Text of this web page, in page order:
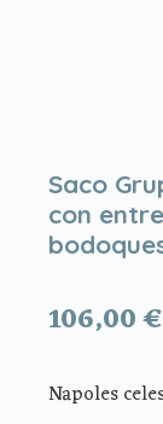
Saco
con
106,00€
Napoles